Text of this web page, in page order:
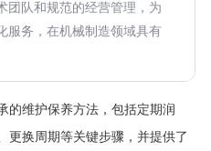
团队和规范的经营管理，为
服务，在机械制造领域具有
的维护保养方法，包括定期润
更换周期等关键步骤，并提供了